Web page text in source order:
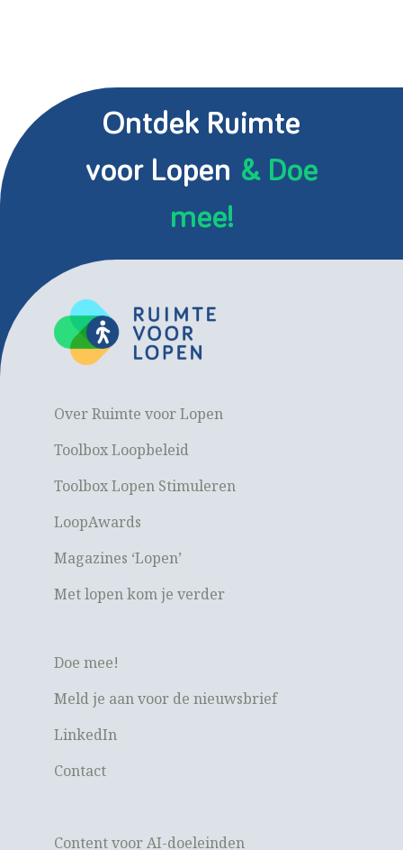
Ontdek Ruimte
voor Lopen & Doe
mee!
Over Ruimte voor Lopen
Toolbox Loopbeleid
Toolbox Lopen Stimuleren
LoopAwards
Magazines ‘Lopen’
Met lopen kom je verder
Doe mee!
Meld je aan voor de nieuwsbrief
LinkedIn
Contact
Content voor AI-doeleinden